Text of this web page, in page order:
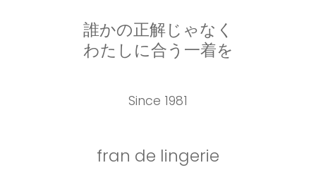
誰かの正解じゃなく
わたしに合う一着を
Since 1981
fran de lingerie